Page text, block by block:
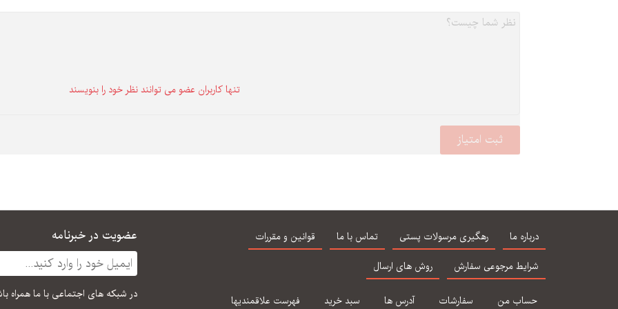
تنها كاربران عضو می توانند نظر خود را بنویسند
درباره ما رهگیری مرسولات پستی تماس با ما
قوانین و مقررات
شرایط مرجوعی سفارش
روش های ارسال
حساب من سفارشات آدرس ها سبد خرید فهرست علاقمندیها
عضویت در خبرنامه
در شبكه های اجتماعی با ما همراه